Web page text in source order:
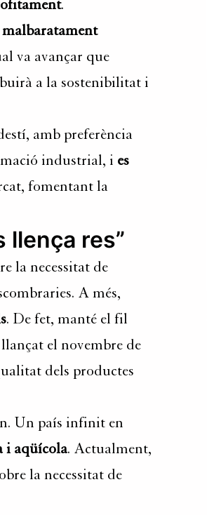
.
va avançar que
a la sostenibilitat i
amb preferència
industrial, i es
fomentant la
llença res”
la necessitat de
A més,
. De fet, manté el fil
el novembre de
dels productes
Un país infinit en
i aqüícola. Actualment,
la necessitat de